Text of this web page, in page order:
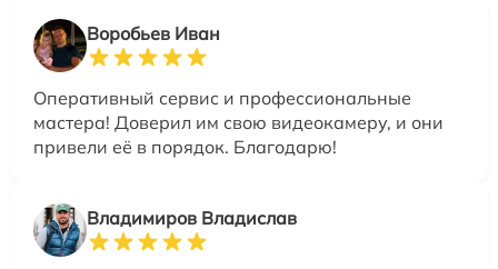
Воробьев Иван
Оперативный сервис и профессиональные
мастера! Доверил им свою видеокамеру, и они
привели её в порядок. Благодарю!
Владимиров Владислав